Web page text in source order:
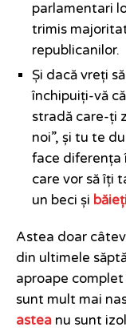
parlamentari
trimis
republicanilor.
Și dacă vreți
închipuiți-vă
stradă care-ți
noi”, și tu te
face diferența
care vor să îți
un beci și
Astea doar
din ultimele
aproape
sunt mult mai
astea nu sunt